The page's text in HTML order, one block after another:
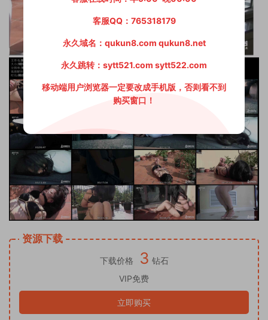
资源下载
下载价格 3 钻石
VIP免费
立即购买
客服QQ：765318179
永久域名：qukun8.com qukun8.net
永久跳转：sytt521.com sytt522.com
移动端用户浏览器一定要改成手机版，否则看不到
购买窗口！